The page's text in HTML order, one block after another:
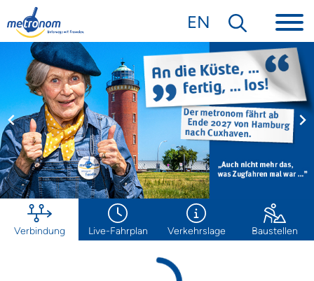
EN
Verbindung Live-Fahrplan Verkehrslage Baustellen